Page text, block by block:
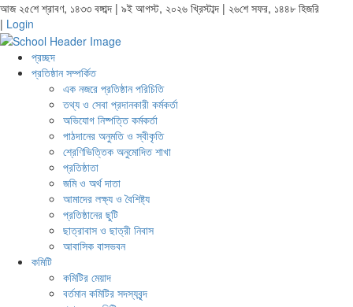
আজ ২৫শে শ্রাবণ, ১৪৩৩ বঙ্গাব্দ | ৯ই আগস্ট, ২০২৬ খ্রিস্টাব্দ | ২৬শে সফর, ১৪৪৮ হিজরি
| Login
প্রচ্ছদ
প্রতিষ্ঠান সম্পর্কিত
এক নজরে প্রতিষ্ঠান পরিচিতি
তথ্য ও সেবা প্রদানকারী কর্মকর্তা
অভিযোগ নিষ্পত্তি কর্মকর্তা
পাঠদানের অনুমতি ও স্বীকৃতি
শ্রেণিভিত্তিক অনুমোদিত শাখা
প্রতিষ্ঠাতা
জমি ও অর্থ দাতা
আমাদের লক্ষ্য ও বৈশিষ্ট্য
প্রতিষ্ঠানের ছুটি
ছাত্রাবাস ও ছাত্রী নিবাস
আবাসিক বাসভবন
কমিটি
কমিটির মেয়াদ
বর্তমান কমিটির সদস্যবৃন্দ